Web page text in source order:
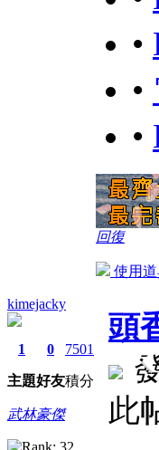
•
•
•
回復
使用
kimejacky
1
主題
0
好友
7501
積分
武林豪傑
頭
此